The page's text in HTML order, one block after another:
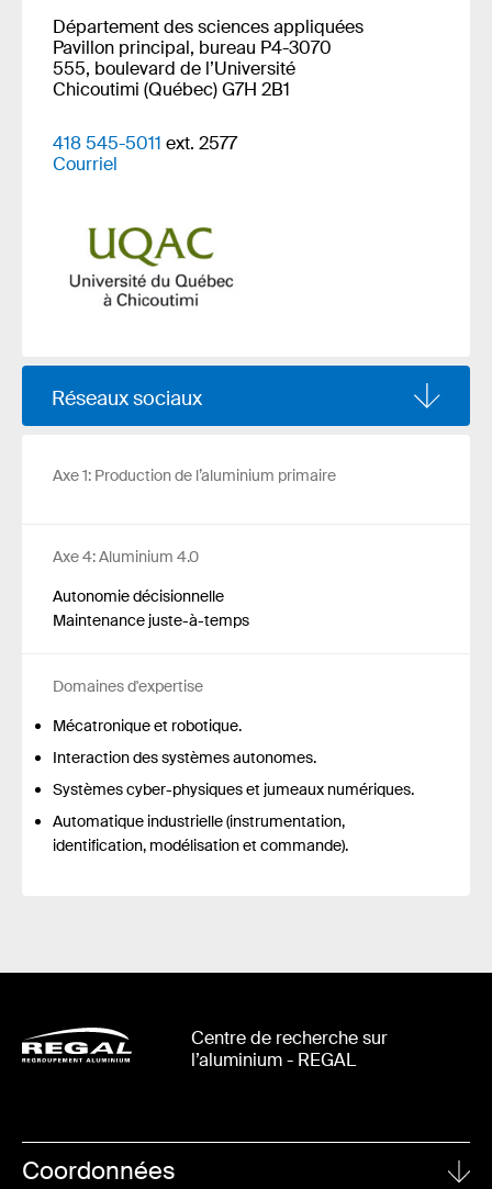
Département des sciences appliquées
Pavillon principal, bureau P4-3070
555, boulevard de l’Université
Chicoutimi (Québec) G7H 2B1
418 545-5011 ext. 2577
Courriel
Réseaux sociaux
Axe 1: Production de l’aluminium primaire
Axe 4: Aluminium 4.0
Autonomie décisionnelle
Maintenance juste-à-temps
Domaines d'expertise
Mécatronique et robotique.
Interaction des systèmes autonomes.
Systèmes cyber-physiques et jumeaux numériques.
Automatique industrielle (instrumentation,
identification, modélisation et commande).
Centre de recherche sur
l’aluminium - REGAL
Coordonnées